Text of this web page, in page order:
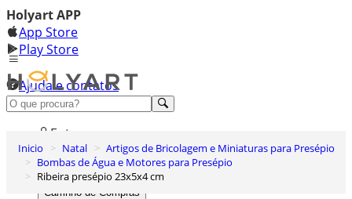
Holyart APP
App Store
Play Store
Ajuda e contatos
Conheça premium
Entrar
Lista de Desejos
0
Carrinho de Compras
Inicio Natal
Artigos de Bricolagem e Miniaturas para Presépio
Bombas de Água e Motores para Presépio
Ribeira presépio 23x5x4 cm